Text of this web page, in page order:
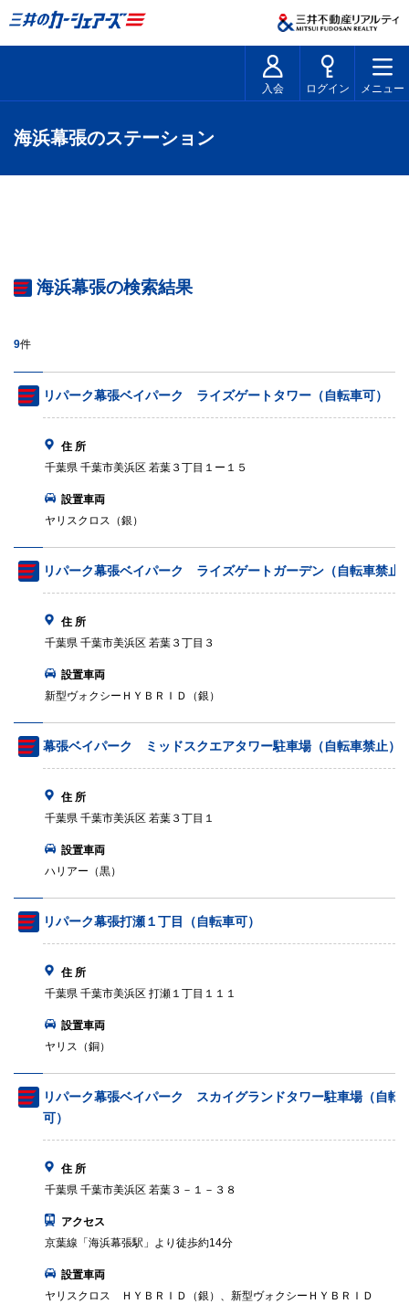
入会 ログイン メニュー
海浜幕張のステーション
海浜幕張の検索結果
9件
リパーク幕張ベイパーク ライズゲートタワー（自転車可）
住 所
千葉県 千葉市美浜区 若葉３丁目１ー１５
設置車両
ヤリスクロス（銀）
リパーク幕張ベイパーク ライズゲートガーデン（自転車禁止
住 所
千葉県 千葉市美浜区 若葉３丁目３
設置車両
新型ヴォクシーＨＹＢＲＩＤ（銀）
幕張ベイパーク ミッドスクエアタワー駐車場（自転車禁止）
住 所
千葉県 千葉市美浜区 若葉３丁目１
設置車両
ハリアー（黒）
リパーク幕張打瀬１丁目（自転車可）
住 所
千葉県 千葉市美浜区 打瀬１丁目１１１
設置車両
ヤリス（銅）
リパーク幕張ベイパーク スカイグランドタワー駐車場（自転
可）
住 所
千葉県 千葉市美浜区 若葉３－１－３８
アクセス
京葉線「海浜幕張駅」より徒歩約14分
設置車両
ヤリスクロス ＨＹＢＲＩＤ（銀）、新型ヴォクシーＨＹＢＲＩＤ